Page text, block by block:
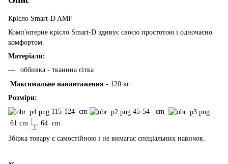
Крісло Smart-D AMF
Комп'ютерне крісло Smart-D здивує своєю простотою і одночасно
комфортом.
Матеріали:
оббивка - тканина сітка
Максимальне навантаження - 120 кг
Розміри:
115-124 cm
45-54 cm
61 cm
64 cm
Збірка товару є самостійною і не вимагає спеціальних навичок.